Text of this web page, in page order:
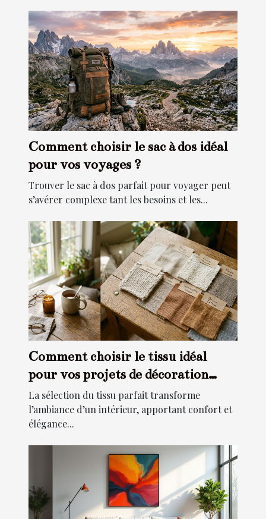
Comment choisir le sac à dos idéal
pour vos voyages ?
Trouver le sac à dos parfait pour voyager peut
s’avérer complexe tant les besoins et les...
Comment choisir le tissu idéal
pour vos projets de décoration
intérieure ?
La sélection du tissu parfait transforme
l’ambiance d’un intérieur, apportant confort et
élégance...